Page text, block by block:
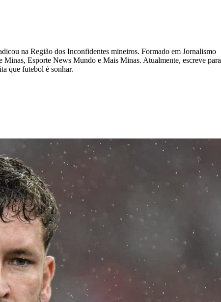
na Região dos Inconfidentes mineiros. Formado em Jornalismo
Minas, Esporte News Mundo e Mais Minas. Atualmente, escreve para
que futebol é sonhar.